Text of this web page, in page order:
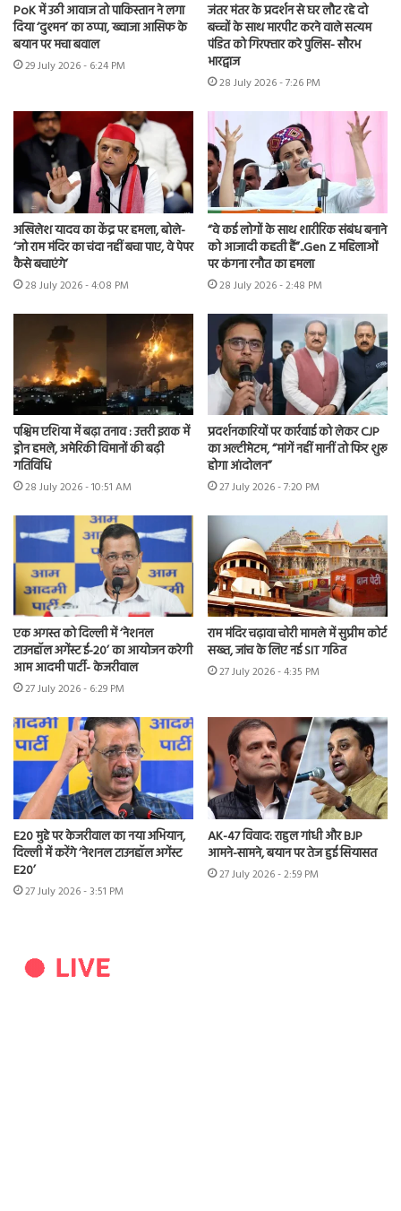
PoK में उठी आवाज तो पाकिस्तान ने लगा
दिया ‘दुश्मन’ का ठप्पा, ख्वाजा आसिफ के
बयान पर मचा बवाल
29 July 2026 - 6:24 PM
जंतर मंतर के प्रदर्शन से घर लौट रहे दो
बच्चों के साथ मारपीट करने वाले सत्यम
पंडित को गिरफ्तार करे पुलिस- सौरभ
भारद्वाज
28 July 2026 - 7:26 PM
अखिलेश यादव का केंद्र पर हमला, बोले-
‘जो राम मंदिर का चंदा नहीं बचा पाए, वे पेपर
कैसे बचाएंगे’
28 July 2026 - 4:08 PM
“वे कई लोगों के साथ शारीरिक संबंध बनाने
को आजादी कहती हैं”..Gen Z महिलाओं
पर कंगना रनौत का हमला
28 July 2026 - 2:48 PM
पश्चिम एशिया में बढ़ा तनाव : उत्तरी इराक में
ड्रोन हमले, अमेरिकी विमानों की बढ़ी
गतिविधि
28 July 2026 - 10:51 AM
प्रदर्शनकारियों पर कार्रवाई को लेकर CJP
का अल्टीमेटम, “मांगें नहीं मानीं तो फिर शुरू
होगा आंदोलन”
27 July 2026 - 7:20 PM
एक अगस्त को दिल्ली में ‘नेशनल
टाउनहॉल अगेंस्ट ई-20’ का आयोजन करेगी
आम आदमी पार्टी- केजरीवाल
27 July 2026 - 6:29 PM
राम मंदिर चढ़ावा चोरी मामले में सुप्रीम कोर्ट
सख्त, जांच के लिए नई SIT गठित
27 July 2026 - 4:35 PM
E20 मुद्दे पर केजरीवाल का नया अभियान,
दिल्ली में करेंगे ‘नेशनल टाउनहॉल अगेंस्ट
E20’
27 July 2026 - 3:51 PM
AK-47 विवाद: राहुल गांधी और BJP
आमने-सामने, बयान पर तेज हुई सियासत
27 July 2026 - 2:59 PM